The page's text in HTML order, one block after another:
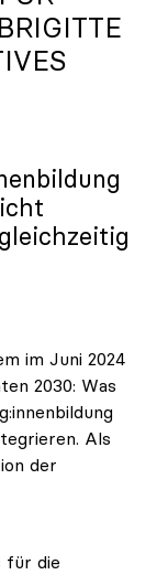
im Juni 2024
2030: Was
Als
der
für die